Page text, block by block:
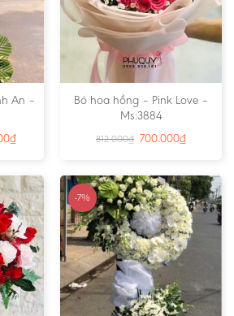
An –
₫
Bó hoa hồng – Pink Love –
Ms:3884
812.000₫ 700.000₫
-7%